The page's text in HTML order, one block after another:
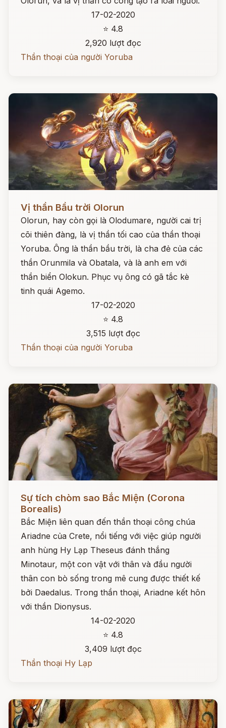
17-02-2020
⭐ 4.8
2,920 lượt đọc
Thần thoại của người Yoruba
Đọc ngay
Vị thần Bầu trời Olorun
Olorun, hay còn gọi là Olodumare, người cai trị
cõi thiên đàng, là vị thần tối cao của thần thoại
Yoruba. Ông là thần bầu trời, là cha đẻ của các
thần Orunmila và Obatala, và là anh em với
thần biển Olokun. Phục vụ ông có gã tắc kè
tinh quái Agemo.
17-02-2020
⭐ 4.8
3,515 lượt đọc
Thần thoại của người Yoruba
Sự tích chòm sao Bắc Miện (Corona
Borealis)
Bắc Miện liên quan đến thần thoại công chúa
Ariadne của Crete, nổi tiếng với việc giúp người
anh hùng Hy Lạp Theseus đánh thắng
Minotaur, một con vật với thân và đầu người
thân con bò sống trong mê cung được thiết kế
bởi Daedalus. Trong thần thoại, Ariadne kết hôn
với thần Dionysus.
14-02-2020
⭐ 4.8
3,409 lượt đọc
Thần thoại Hy Lạp